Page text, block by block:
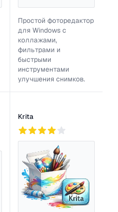
Простой фоторедактор
для Windows с
коллажами,
фильтрами и
быстрыми
инструментами
улучшения снимков.
Krita